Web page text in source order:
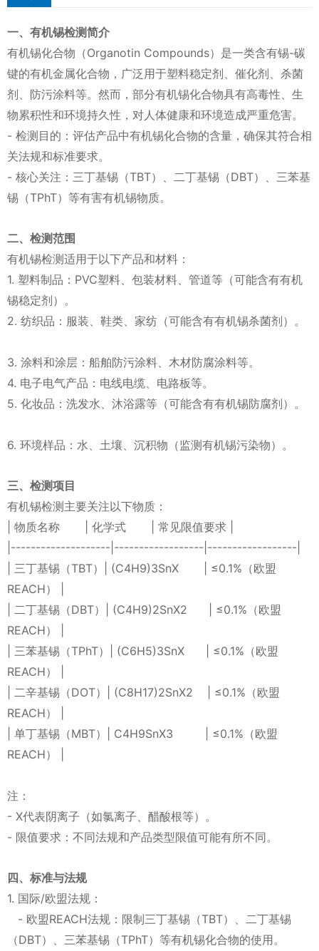
一、有机锡检测简介
有机锡化合物（Organotin Compounds）是一类含有锡-碳
键的有机金属化合物，广泛用于塑料稳定剂、催化剂、杀菌
剂、防污涂料等。然而，部分有机锡化合物具有高毒性、生
物累积性和环境持久性，对人体健康和环境造成严重危害。
- 检测目的：评估产品中有机锡化合物的含量，确保其符合相
关法规和标准要求。
- 核心关注：三丁基锡（TBT）、二丁基锡（DBT）、三苯基
锡（TPhT）等有害有机锡物质。
二、检测范围
有机锡检测适用于以下产品和材料：
1. 塑料制品：PVC塑料、包装材料、管道等（可能含有有机
锡稳定剂）。
2. 纺织品：服装、鞋类、家纺（可能含有有机锡杀菌剂）。
3. 涂料和涂层：船舶防污涂料、木材防腐涂料等。
4. 电子电气产品：电线电缆、电路板等。
5. 化妆品：洗发水、沐浴露等（可能含有有机锡防腐剂）。
6. 环境样品：水、土壤、沉积物（监测有机锡污染物）。
三、检测项目
有机锡检测主要关注以下物质：
| 物质名称 | 化学式 | 常见限值要求 |
|--------------------|------------------|------------------|
| 三丁基锡（TBT）| (C4H9)3SnX | ≤0.1%（欧盟
REACH） |
| 二丁基锡（DBT）| (C4H9)2SnX2 | ≤0.1%（欧盟
REACH） |
| 三苯基锡（TPhT）| (C6H5)3SnX | ≤0.1%（欧盟
REACH） |
| 二辛基锡（DOT）| (C8H17)2SnX2 | ≤0.1%（欧盟
REACH） |
| 单丁基锡（MBT）| C4H9SnX3 | ≤0.1%（欧盟
REACH） |
注：
- X代表阴离子（如氯离子、醋酸根等）。
- 限值要求：不同法规和产品类型限值可能有所不同。
四、标准与法规
1. 国际/欧盟法规：
- 欧盟REACH法规：限制三丁基锡（TBT）、二丁基锡
（DBT）、三苯基锡（TPhT）等有机锡化合物的使用。